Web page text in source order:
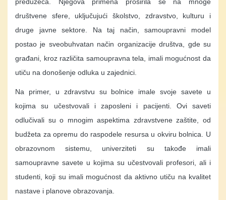
društvene sfere, uključujući školstvo, zdravstvo, kulturu i
druge javne sektore. Na taj način, samoupravni model
postao je sveobuhvatan način organizacije društva, gde su
građani, kroz različita samoupravna tela, imali mogućnost da
utiču na donošenje odluka u zajednici.
Na primer, u zdravstvu su bolnice imale svoje savete u
kojima su učestvovali i zaposleni i pacijenti. Ovi saveti
odlučivali su o mnogim aspektima zdravstvene zaštite, od
budžeta za opremu do raspodele resursa u okviru bolnica. U
obrazovnom sistemu, univerziteti su takođe imali
samoupravne savete u kojima su učestvovali profesori, ali i
studenti, koji su imali mogućnost da aktivno utiču na kvalitet
nastave i planove obrazovanja.